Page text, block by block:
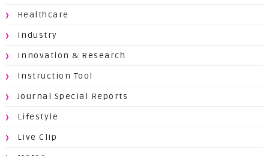
Healthcare
Industry
Innovation & Research
Instruction Tool
Journal Special Reports
Lifestyle
Live Clip